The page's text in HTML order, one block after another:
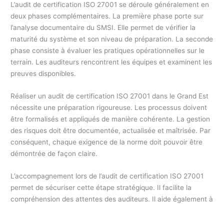
L’audit de certification ISO 27001 se déroule généralement en
deux phases complémentaires. La première phase porte sur
l’analyse documentaire du SMSI. Elle permet de vérifier la
maturité du système et son niveau de préparation. La seconde
phase consiste à évaluer les pratiques opérationnelles sur le
terrain. Les auditeurs rencontrent les équipes et examinent les
preuves disponibles.
Réaliser un audit de certification ISO 27001 dans le Grand Est
nécessite une préparation rigoureuse. Les processus doivent
être formalisés et appliqués de manière cohérente. La gestion
des risques doit être documentée, actualisée et maîtrisée. Par
conséquent, chaque exigence de la norme doit pouvoir être
démontrée de façon claire.
L’accompagnement lors de l’audit de certification ISO 27001
permet de sécuriser cette étape stratégique. Il facilite la
compréhension des attentes des auditeurs. Il aide également à